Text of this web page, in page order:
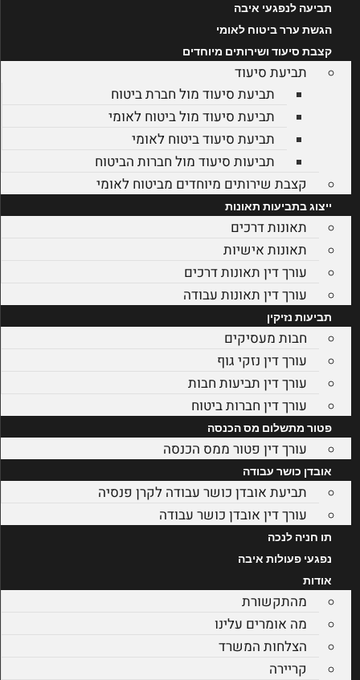
תביעה לנפגעי איבה
הגשת ערר ביטוח לאומי
קצבת סיעוד ושירותים מיוחדים
תביעת סיעוד
תביעת סיעוד מול חברת ביטוח
תביעת סיעוד מול ביטוח לאומי
תביעת סיעוד ביטוח לאומי
תביעות סיעוד מול חברות הביטוח
קצבת שירותים מיוחדים מביטוח לאומי
ייצוג בתביעות תאונות
תאונות דרכים
תאונות אישיות
עורך דין תאונות דרכים
עורך דין תאונות עבודה
תביעות נזיקין
חבות מעסיקים
עורך דין נזקי גוף
עורך דין תביעות חבות
עורך דין חברות ביטוח
פטור מתשלום מס הכנסה
עורך דין פטור ממס הכנסה
אובדן כושר עבודה
תביעת אובדן כושר עבודה לקרן פנסיה
עורך דין אובדן כושר עבודה
תו חניה לנכה
נפגעי פעולות איבה
אודות
מהתקשורת
מה אומרים עלינו
הצלחות המשרד
קריירה